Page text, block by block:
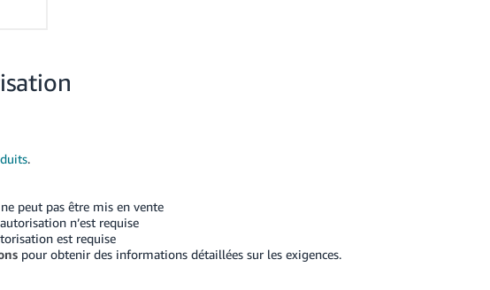
.
peut pas être mis en vente
n’est requise
est requise
pour obtenir des informations détaillées sur les exigences.